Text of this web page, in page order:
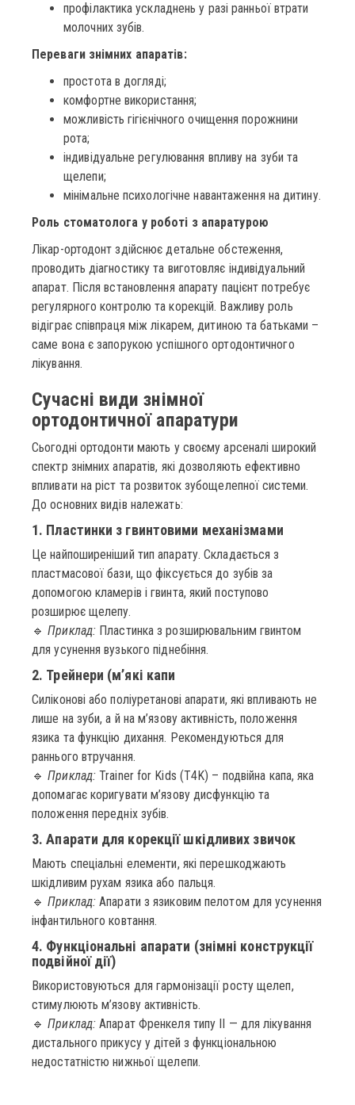
профілактика ускладнень у разі ранньої втрати
молочних зубів.
Переваги знімних апаратів:
простота в догляді;
комфортне використання;
можливість гігієнічного очищення порожнини
рота;
індивідуальне регулювання впливу на зуби та
щелепи;
мінімальне психологічне навантаження на дитину.
Роль стоматолога у роботі з апаратурою
Лікар-ортодонт здійснює детальне обстеження,
проводить діагностику та виготовляє індивідуальний
апарат. Після встановлення апарату пацієнт потребує
регулярного контролю та корекцій. Важливу роль
відіграє співпраця між лікарем, дитиною та батьками –
саме вона є запорукою успішного ортодонтичного
лікування.
Сучасні види знімної
ортодонтичної апаратури
Сьогодні ортодонти мають у своєму арсеналі широкий
спектр знімних апаратів, які дозволяють ефективно
впливати на ріст та розвиток зубощелепної системи.
До основних видів належать:
1. Пластинки з гвинтовими механізмами
Це найпоширеніший тип апарату. Складається з
пластмасової бази, що фіксується до зубів за
допомогою кламерів і гвинта, який поступово
розширює щелепу.
🔹Приклад: Пластинка з розширювальним гвинтом
для усунення вузького піднебіння.
2. Трейнери (м’які капи
Силіконові або поліуретанові апарати, які впливають не
лише на зуби, а й на м’язову активність, положення
язика та функцію дихання. Рекомендуються для
раннього втручання.
🔹Приклад: Trainer for Kids (T4K) – подвійна капа, яка
допомагає коригувати м’язову дисфункцію та
положення передніх зубів.
3. Апарати для корекції шкідливих звичок
Мають спеціальні елементи, які перешкоджають
шкідливим рухам язика або пальця.
🔹Приклад: Апарати з язиковим пелотом для усунення
інфантильного ковтання.
4. Функціональні апарати (знімні конструкції
подвійної дії)
Використовуються для гармонізації росту щелеп,
стимулюють м’язову активність.
🔹Приклад: Апарат Френкеля типу ІІ — для лікування
дистального прикусу у дітей з функціональною
недостатністю нижньої щелепи.